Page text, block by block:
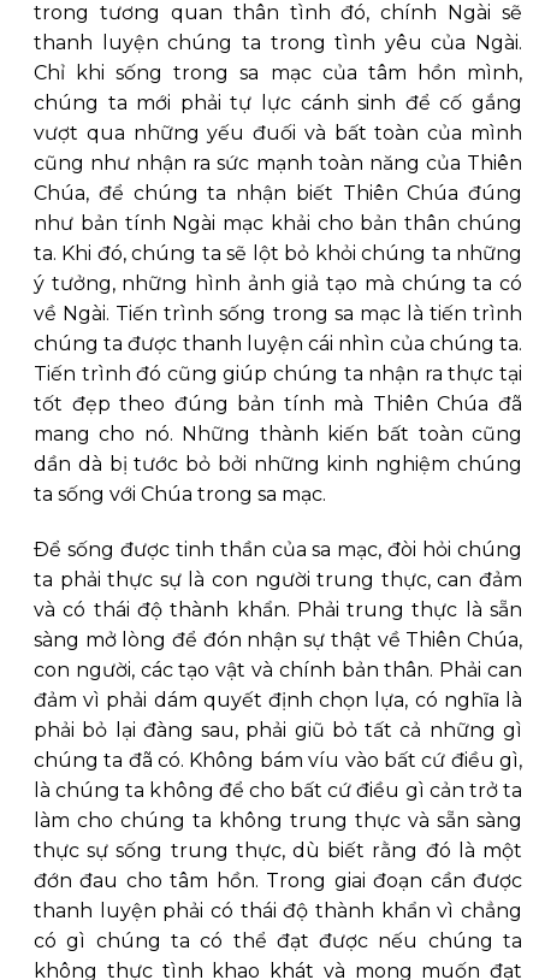
trong tương quan thân tình đó, chính Ngài sẽ
thanh luyện chúng ta trong tình yêu của Ngài.
Chỉ khi sống trong sa mạc của tâm hồn mình,
chúng ta mới phải tự lực cánh sinh để cố gắng
vượt qua những yếu đuối và bất toàn của mình
cũng như nhận ra sức mạnh toàn năng của Thiên
Chúa, để chúng ta nhận biết Thiên Chúa đúng
như bản tính Ngài mạc khải cho bản thân chúng
ta. Khi đó, chúng ta sẽ lột bỏ khỏi chúng ta những
ý tưởng, những hình ảnh giả tạo mà chúng ta có
về Ngài. Tiến trình sống trong sa mạc là tiến trình
chúng ta được thanh luyện cái nhìn của chúng ta.
Tiến trình đó cũng giúp chúng ta nhận ra thực tại
tốt đẹp theo đúng bản tính mà Thiên Chúa đã
mang cho nó. Những thành kiến bất toàn cũng
dần dà bị tước bỏ bởi những kinh nghiệm chúng
ta sống với Chúa trong sa mạc.
Ðể sống được tinh thần của sa mạc, đòi hỏi chúng
ta phải thực sự là con người trung thực, can đảm
và có thái độ thành khẩn. Phải trung thực là sẵn
sàng mở lòng để đón nhận sự thật về Thiên Chúa,
con người, các tạo vật và chính bản thân. Phải can
đảm vì phải dám quyết định chọn lựa, có nghĩa là
phải bỏ lại đàng sau, phải giũ bỏ tất cả những gì
chúng ta đã có. Không bám víu vào bất cứ điều gì,
là chúng ta không để cho bất cứ điều gì cản trở ta
làm cho chúng ta không trung thực và sẵn sàng
thực sự sống trung thực, dù biết rằng đó là một
đớn đau cho tâm hồn. Trong giai đoạn cần được
thanh luyện phải có thái độ thành khẩn vì chẳng
có gì chúng ta có thể đạt được nếu chúng ta
không thực tình khao khát và mong muốn đạt